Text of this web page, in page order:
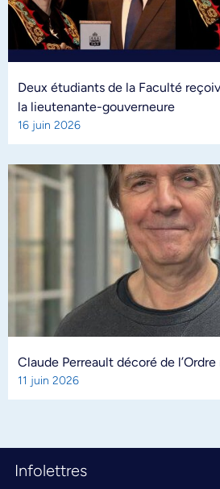
Deux étudiants de la Faculté
la lieutenante-gouverneure
16 juin 2026
Claude Perreault décoré de
11 juin 2026
Infolettres